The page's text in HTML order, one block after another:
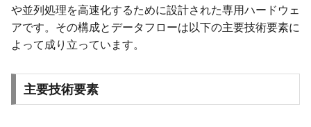
や並列処理を高速化するために設計された専用ハードウェ
アです。その構成とデータフローは以下の主要技術要素に
よって成り立っています。
主要技術要素